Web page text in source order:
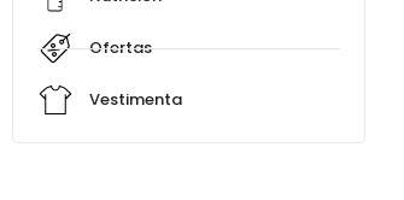
Ofertas
Vestimenta